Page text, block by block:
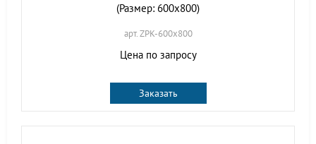
(Размер: 600х800)
арт. ZPK-600х800
Цена по запросу
Заказать